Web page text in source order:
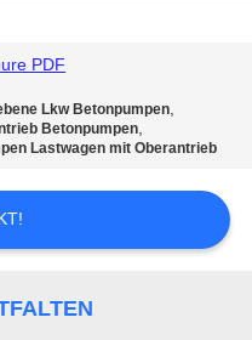
PDF
Lkw Betonpumpen,
Betonpumpen,
Lastwagen mit Oberantrieb